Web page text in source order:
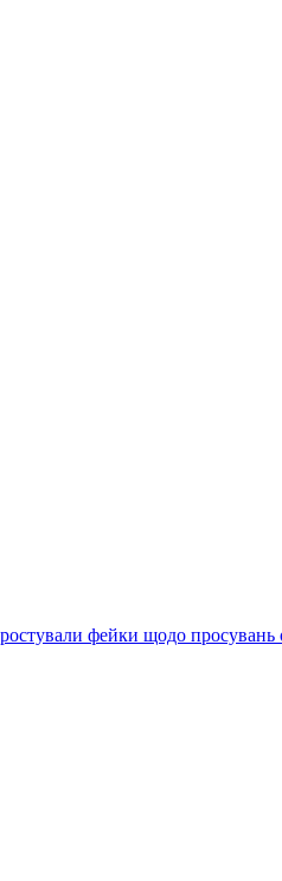
фейки щодо просувань